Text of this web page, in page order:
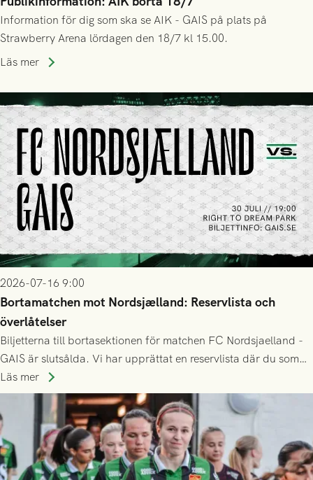
Information för dig som ska se AIK - GAIS på plats på
Strawberry Arena lördagen den 18/7 kl 15.00.
Läs mer
2026-07-16 9:00
Bortamatchen mot Nordsjælland: Reservlista och
överlåtelser
Biljetterna till bortasektionen för matchen FC Nordsjaelland -
GAIS är slutsålda. Vi har upprättat en reservlista där du som
ännu inte har någon biljett kan anmäla ditt intresse. Du kan
inte själv överlåta din biljett till någon annan.
Läs mer